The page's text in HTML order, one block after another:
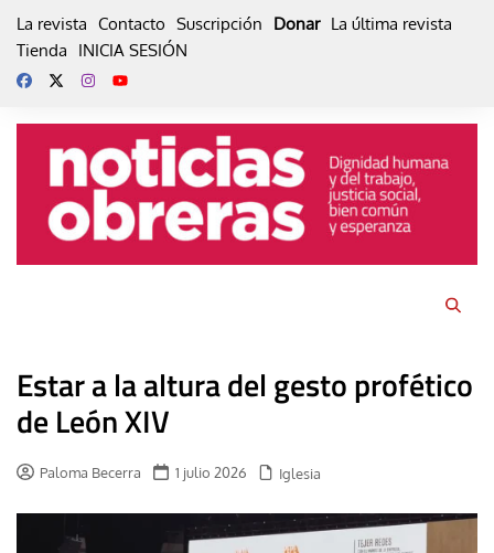
La revista Contacto Suscripción Donar La última revista
Tienda
INICIA SESIÓN
Estar a la altura del gesto profético
de León XIV
Paloma Becerra 1 julio 2026 Iglesia